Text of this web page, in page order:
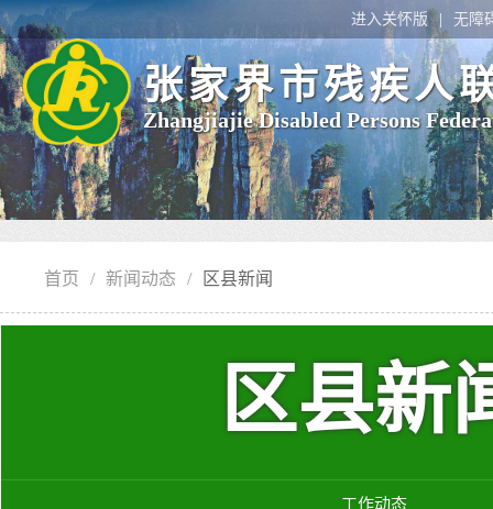
进入关怀版 无障
张家界市残疾人
Zhangjiajie Disabled Persons
首页 / 新闻动态 / 区县新闻
区县新
工作动态